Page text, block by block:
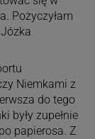
Pożyczyłam
Niemkami z
do tego
były zupełnie
papierosa. Z